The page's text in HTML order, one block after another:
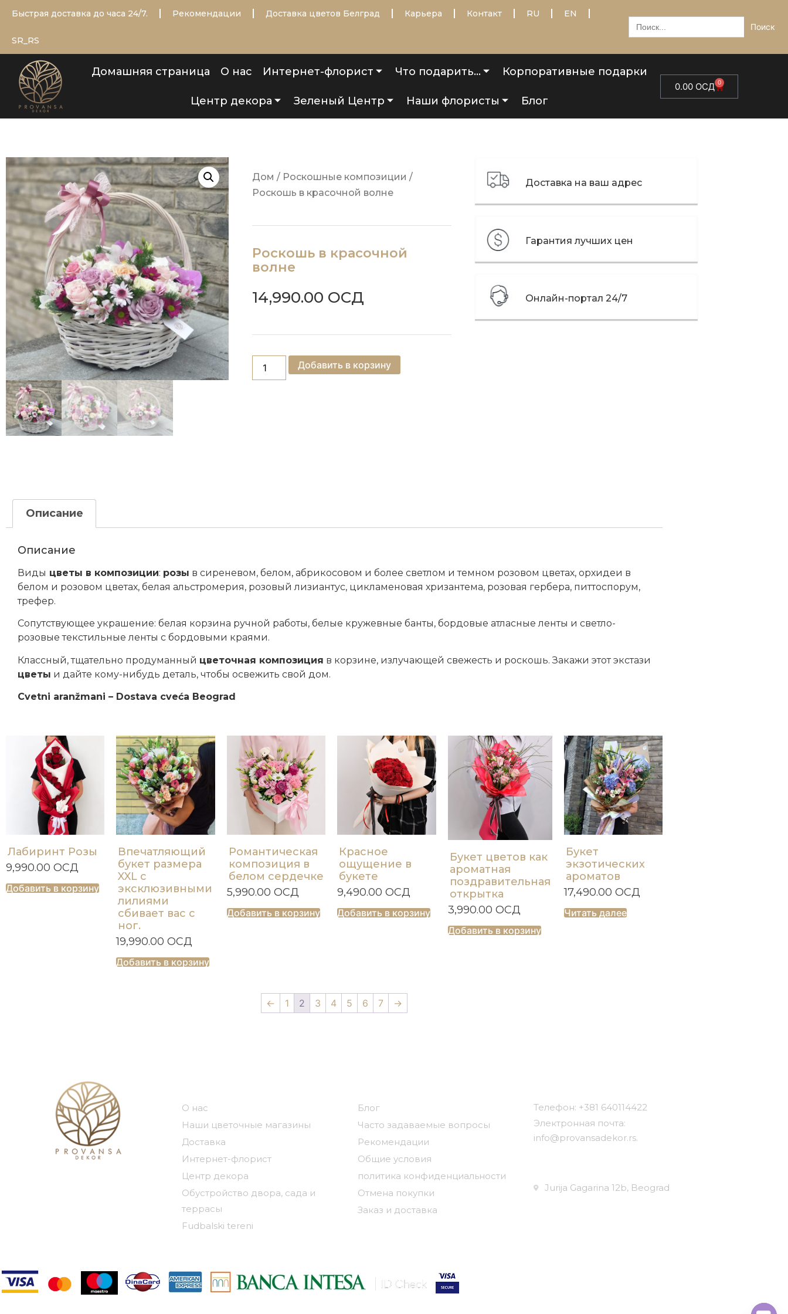
Быстрая доставка до часа 24/7. Рекомендации Доставка цветов Белград Карьера Контакт RU EN
SR_RS
Искать:
Домашняя страница О нас Интернет-флорист Что подарить… Корпоративные подарки
Центр декора Зеленый Центр Наши флористы Блог
0.00 ОСД 0
Дом / Роскошные композиции /
Роскошь в красочной волне
Роскошь в красочной
волне
14,990.00 ОСД
Добавить в корзину
Доставка на ваш адрес
Гарантия лучших цен
Онлайн-портал 24/7
Описание
Описание
Виды цветы в композиции: розы в сиреневом, белом, абрикосовом и более светлом и темном розовом цветах, орхидеи в
белом и розовом цветах, белая альстромерия, розовый лизиантус, цикламеновая хризантема, розовая гербера, питтоспорум,
трефер.
Сопутствующее украшение: белая корзина ручной работы, белые кружевные банты, бордовые атласные ленты и светло-
розовые текстильные ленты с бордовыми краями.
Классный, тщательно продуманный цветочная композиция в корзине, излучающей свежесть и роскошь. Закажи этот экстази
цветы и дайте кому-нибудь деталь, чтобы освежить свой дом.
Cvetni aranžmani – Dostava cveća Beograd
Лабиринт Розы
9,990.00 ОСД
Добавить в корзину
Впечатляющий
букет размера
XXL с
эксклюзивными
лилиями
сбивает вас с
ног.
19,990.00ОСД
Добавить в корзину
Романтическая
композиция в
белом сердечке
5,990.00 ОСД
Добавить в корзину
Красное
ощущение в
букете
9,490.00ОСД
Добавить в корзину
Букет цветов как
ароматная
поздравительная
открытка
3,990.00 ОСД
Добавить в корзину
Букет
экзотических
ароматов
17,490.00 ОСД
Читать далее
← 1 2 3 4 5 6 7 →
О нас
Наши цветочные магазины
Доставка
Интернет-флорист
Центр декора
Обустройство двора, сада и
террасы
Fudbalski tereni
Блог
Часто задаваемые вопросы
Рекомендации
Общие условия
политика конфиденциальности
Отмена покупки
Заказ и доставка
Телефон: +381 640114422
Электронная почта:
info@provansadekor.rs.
Jurija Gagarina 12b, Beograd